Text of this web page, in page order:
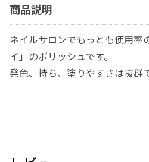
商品説明
ネイルサロンでもっとも使用率
イ」のポリッシュです。
発色、持ち、塗りやすさは抜群で